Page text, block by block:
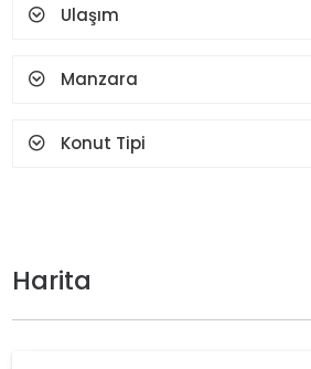
Ulaşım
Manzara
Konut Tipi
Harita